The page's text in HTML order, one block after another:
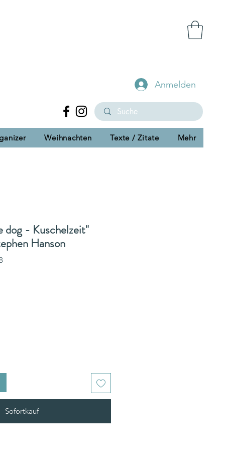
Anmelden
Weihnachten Texte / Zitate Mehr
dog - Kuschelzeit"
Hanson
Sofortkauf